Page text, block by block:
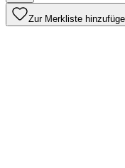
Zur Merkliste